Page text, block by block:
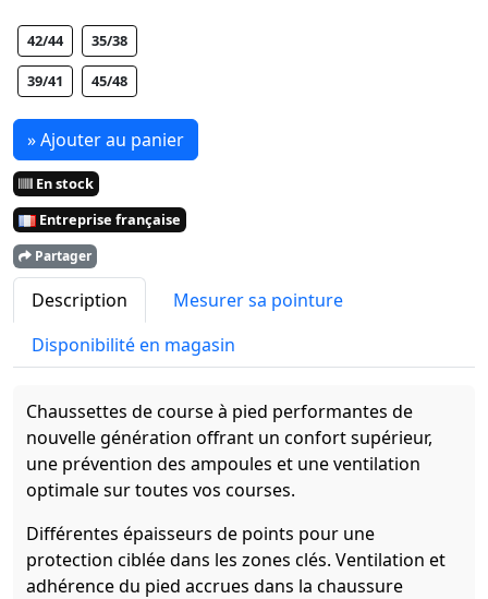
42/44 35/38
39/41 45/48
» Ajouter au panier
En stock
Entreprise française
Partager
Description
Mesurer sa pointure
Disponibilité en magasin
Chaussettes de course à pied performantes de
nouvelle génération offrant un confort supérieur,
une prévention des ampoules et une ventilation
optimale sur toutes vos courses.
Différentes épaisseurs de points pour une
protection ciblée dans les zones clés. Ventilation et
adhérence du pied accrues dans la chaussure